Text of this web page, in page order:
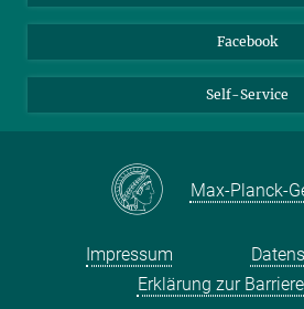
Facebook
Self-Service
Max-Planck-
Impressum
Erklärung zur